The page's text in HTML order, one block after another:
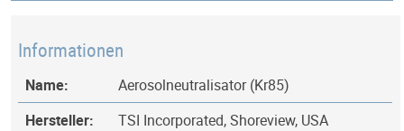
Informationen
Name:
Aerosolneutralisator (Kr85)
Hersteller:
TSI Incorporated, Shoreview, USA